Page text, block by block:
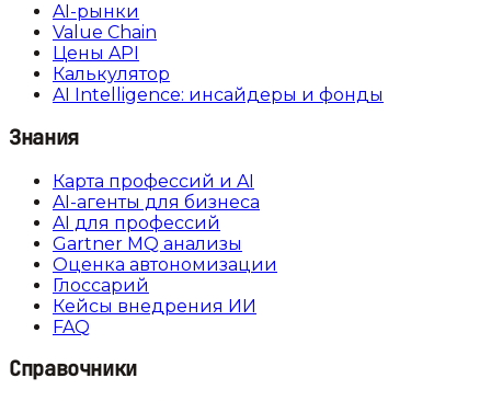
AI-рынки
Value Chain
Цены API
Калькулятор
AI Intelligence: инсайдеры и фонды
Знания
Карта профессий и AI
AI-агенты для бизнеса
AI для профессий
Gartner MQ анализы
Оценка автономизации
Глоссарий
Кейсы внедрения ИИ
FAQ
Справочники